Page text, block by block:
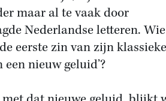
maar al te vaak door
Nederlandse letteren. Wie
eerste zin van zijn
een nieuw geluid’?